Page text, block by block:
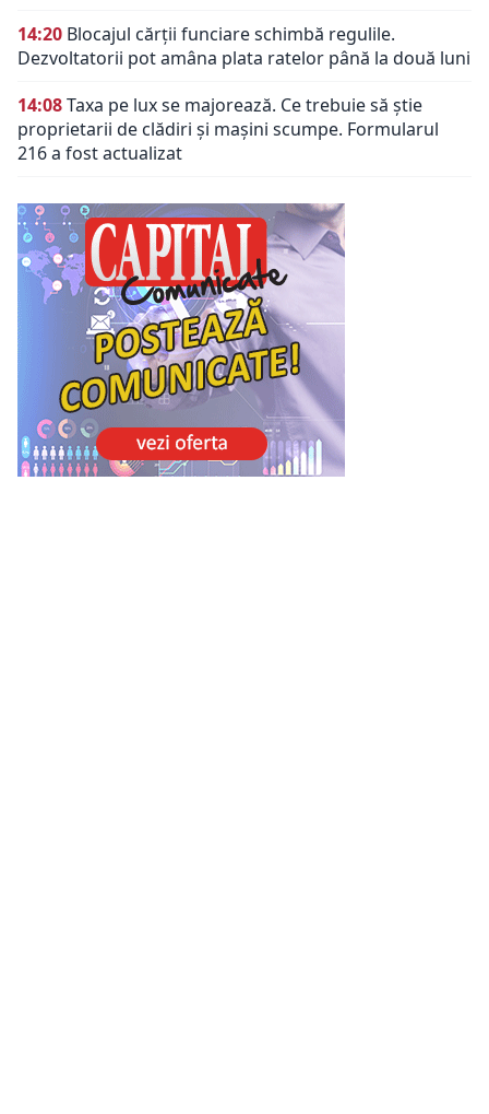
14:20 Blocajul cărții funciare schimbă regulile.
Dezvoltatorii pot amâna plata ratelor până la două luni
14:08Taxa pe lux se majorează. Ce trebuie să știe
proprietarii de clădiri și mașini scumpe. Formularul
216 a fost actualizat